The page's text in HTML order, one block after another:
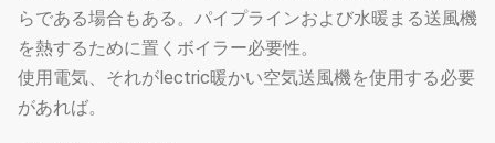
らである場合もある。パイプラインおよび水暖まる送風機
を熱するために置くボイラー必要性。
使用電気、それがlectric暖かい空気送風機を使用する必要
があれば。